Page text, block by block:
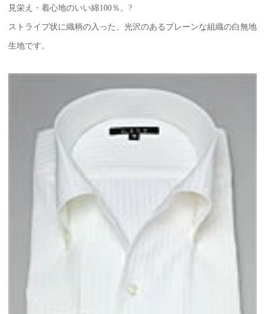
見栄え・着心地のいい綿100％。?
ストライプ状に織柄の入った、光沢のあるプレーンな組織の白無地
生地です。